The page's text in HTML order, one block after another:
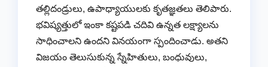
తల్లిదండ్రులు, ఉపాధ్యాయులకు కృతజ్ఞతలు తెలిపారు.
భవిష్యత్తులో ఇంకా కష్టపడి చదివి ఉన్నత లక్ష్యాలను
సాధించాలని ఉందని వినయంగా స్పందించాడు. అతని
విజయం తెలుసుకున్న స్నేహితులు, బంధువులు,